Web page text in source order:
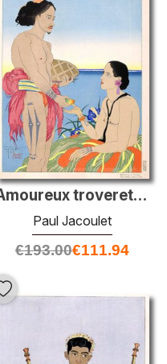
Amoureux troverete un Tarang Yap. Ouest Carolines
Paul Jacoulet
€193.00€111.94